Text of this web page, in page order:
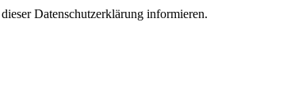
Datenschutzerklärung informieren.